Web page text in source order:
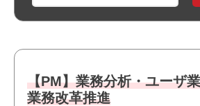
【PM】業務分析・ユーザ
業務改革推進
・対人折衝経験
・要件定義／仕様定義など上流工程の